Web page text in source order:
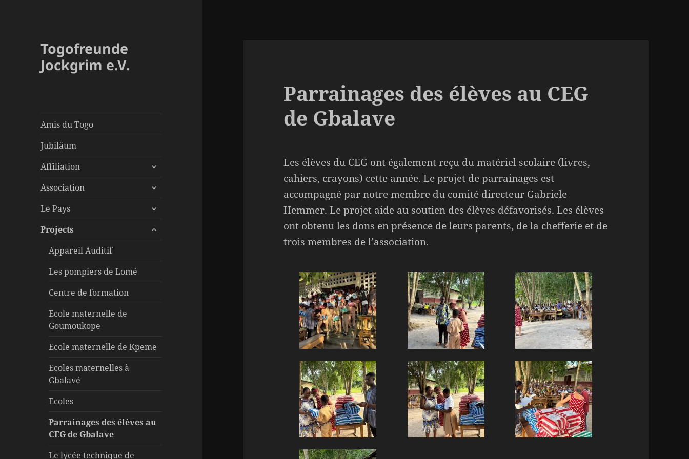
Togofreunde
Jockgrim e.V.
Amis du Togo
Jubiläum
Affiliation
ouvrir
sous-
Association
ouvrir
sous-
Le Pays
ouvrir
sous-
Projects
ouvrir
Appareil Auditif
Les pompiers de Lomé
Centre de formation
Ecole maternelle de
Goumoukope
Ecole maternelle de Kpeme
Ecoles maternelles à
Gbalavé
Ecoles
Parrainages des élèves au
CEG de Gbalave
Le lycée technique de
Parrainages des élèves au CEG
de Gbalave
Les élèves du CEG ont également reçu du matériel scolaire (livres,
cahiers, crayons) cette année. Le projet de parrainages est
accompagné par notre membre du comité directeur Gabriele
Hemmer. Le projet aide au soutien des élèves défavorisés. Les élèves
ont obtenu les dons en présence de leurs parents, de la chefferie et de
trois membres de l’association.